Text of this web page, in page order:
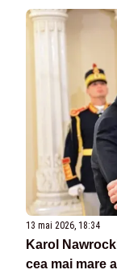
13 mai 2026, 18:34
Karol
cea mai mare